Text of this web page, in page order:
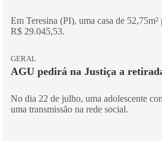
Em Teresina (PI), uma casa de 52,75m²
R$ 29.045,53.
GERAL
AGU pedirá na Justiça a
No dia 22 de julho, uma adolescente
uma transmissão na rede social.